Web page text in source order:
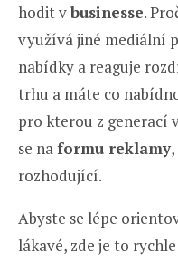
hodit vbusinesse.
využívá jiné mediální
nabídky a reaguje
trhu a máte co
pro kterou z generací
se naformu reklamy
rozhodující.
Abyste se lépe
lákavé, zde je to